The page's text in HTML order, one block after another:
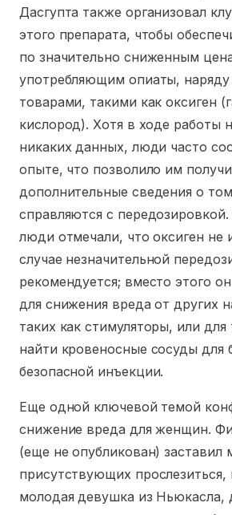
Дасгупта также организовал
этого препарата, чтобы
по значительно сниженным
употребляющим опиаты, наряду
товарами, такими как оксиген
кислород). Хотя в ходе работы
никаких данных, люди часто
опыте, что позволило им
дополнительные сведения о
справляются с
люди отмечали, что оксиген не
случае незначительной
рекомендуется; вместо этого
для снижения вреда от других
таких как стимуляторы, или для
найти кровеносные сосуды для
безопасной инъекции.
Еще одной ключевой темой
снижение вреда для женщин.
(еще не опубликован) заставил
присутствующих прослезиться,
молодая девушка из Ньюкасла,